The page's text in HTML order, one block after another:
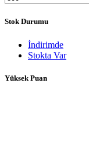
Stok Durumu
İndirimde
Stokta Var
Yüksek Puan